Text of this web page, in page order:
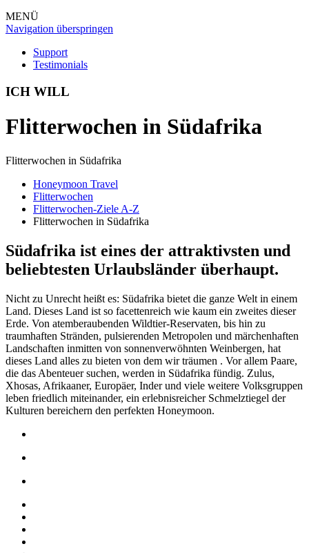
MENÜ
Navigation überspringen
Support
Testimonials
ICH WILL
Flitterwochen in Südafrika
Flitterwochen in Südafrika
Honeymoon Travel
Flitterwochen
Flitterwochen-Ziele A-Z
Flitterwochen in Südafrika
Südafrika ist eines der attraktivsten und
beliebtesten Urlaubsländer überhaupt.
Nicht zu Unrecht heißt es: Südafrika bietet die ganze Welt in einem
Land. Dieses Land ist so facettenreich wie kaum ein zweites dieser
Erde. Von atemberaubenden Wildtier-Reservaten, bis hin zu
traumhaften Stränden, pulsierenden Metropolen und märchenhaften
Landschaften inmitten von sonnenverwöhnten Weinbergen, hat
dieses Land alles zu bieten von dem wir träumen . Vor allem Paare,
die das Abenteuer suchen, werden in Südafrika fündig. Zulus,
Xhosas, Afrikaaner, Europäer, Inder und viele weitere Volksgruppen
leben friedlich miteinander, ein erlebnisreicher Schmelztiegel der
Kulturen bereichern den perfekten Honeymoon.